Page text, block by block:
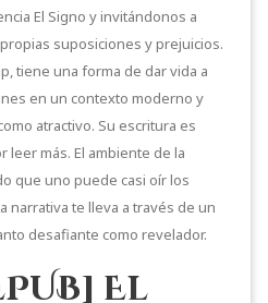
El Signo y invitándonos a
suposiciones y prejuicios.
tiene una forma de dar vida a
en un contexto moderno y
atractivo. Su escritura es
leer más. El ambiente de la
que uno puede casi oír los
narrativa te lleva a través de un
desafiante como revelador.
El